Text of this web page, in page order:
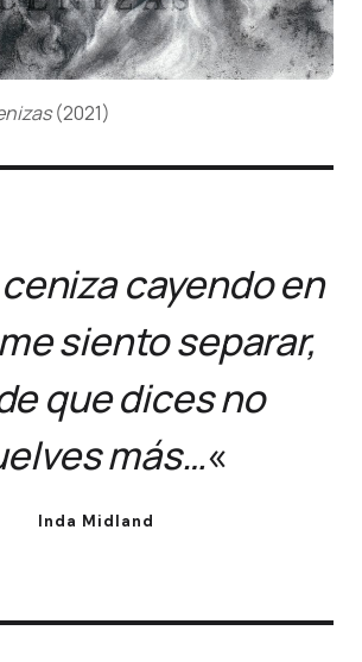
(2021)
cayendo en
siento separar,
que dices no
más…«
Inda Midland